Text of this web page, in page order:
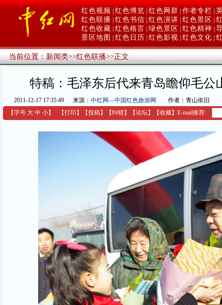
红色视频 红色博览 红色网群 作者专栏
红色联播 红色书信 红色演讲 红色景区
红色收藏 红色格言 绿色景区 红色精神
景区地图
红色日历 红色影视 红色文化
当前位置：新闻类>>红色联播>>正文
特稿：毛泽东后代来青岛瞻仰毛公
2011-12-17 17:35:49 来源： 中红网—中国红色旅游网
作者：青山依旧
【字号 大 中 小】 【打印 】 【投稿】 【纠错】 【论坛】 【收藏】 E-mail推荐: